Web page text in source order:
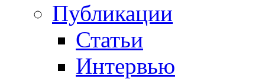
Публикации
Статьи
Интервью